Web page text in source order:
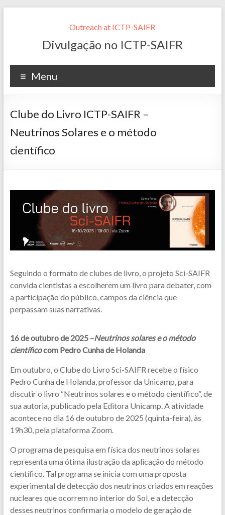
Outreach at ICTP-SAIFR
Divulgação no ICTP-SAIFR
Menu
Clube do Livro ICTP-SAIFR –
Neutrinos Solares e o método
científico
Seguindo o formato de clubes de livro, o projeto Sci-SAIFR
convida cientistas a escolherem um livro para debater, com
a participação do público, campos da ciência que
perpassam suas narrativas.
16 de outubro de 2025 –Neutrinos solares e o método
científicocom Pedro Cunha de Holanda
Em outubro, o Clube do Livro Sci-SAIFR recebe o físico
Pedro Cunha de Holanda, professor da Unicamp, para
discutir o livro “Neutrinos solares e o método científico”, de
sua autoria, publicado pela Editora Unicamp. A atividade
acontece no dia 16 de outubro de 2025 (quinta-feira), às
19h30, pela plataforma Zoom.
O programa de pesquisa em física dos neutrinos solares
representa uma ótima ilustração da aplicação do método
científico. Tal programa se inicia com uma proposta
experimental de detecção dos neutrinos criados em reações
nucleares que ocorrem no interior do Sol, e a detecção
desses neutrinos confirmaria o modelo de geração de